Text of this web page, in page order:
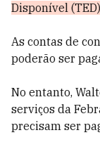
Disponível
As contas de
poderão ser
No entanto,
serviços da
precisam ser